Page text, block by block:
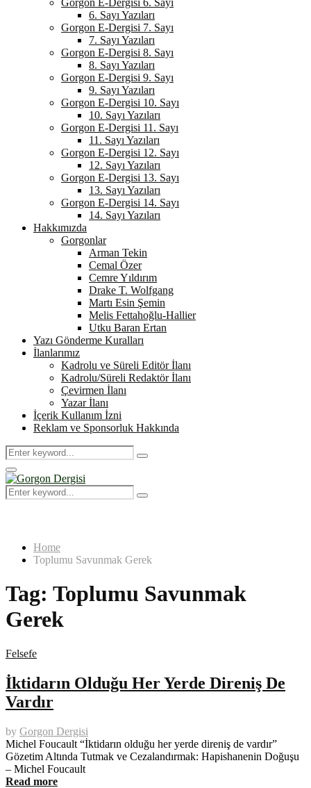
Gorgon E-Dergisi 6. Sayı
6. Sayı Yazıları
Gorgon E-Dergisi 7. Sayı
7. Sayı Yazıları
Gorgon E-Dergisi 8. Sayı
8. Sayı Yazıları
Gorgon E-Dergisi 9. Sayı
9. Sayı Yazıları
Gorgon E-Dergisi 10. Sayı
10. Sayı Yazıları
Gorgon E-Dergisi 11. Sayı
11. Sayı Yazıları
Gorgon E-Dergisi 12. Sayı
12. Sayı Yazıları
Gorgon E-Dergisi 13. Sayı
13. Sayı Yazıları
Gorgon E-Dergisi 14. Sayı
14. Sayı Yazıları
Hakkımızda
Gorgonlar
Arman Tekin
Cemal Özer
Cemre Yıldırım
Drake T. Wolfgang
Martı Esin Şemin
Melis Fettahoğlu-Hallier
Utku Baran Ertan
Yazı Gönderme Kuralları
İlanlarımız
Kadrolu ve Süreli Editör İlanı
Kadrolu/Süreli Redaktör İlanı
Çevirmen İlanı
Yazar İlanı
İçerik Kullanım İzni
Reklam ve Sponsorluk Hakkında
Search
for:
Search
Primary
Menu
Search
for:
Search
Home
Toplumu Savunmak Gerek
Tag: Toplumu Savunmak
Gerek
Felsefe
İktidarın Olduğu Her Yerde Direniş De
Vardır
by Gorgon Dergisi
Michel Foucault “İktidarın olduğu her yerde direniş de vardır”
Gözetim Altında Tutmak ve Cezalandırmak: Hapishanenin Doğuşu
– Michel Foucault
Read more